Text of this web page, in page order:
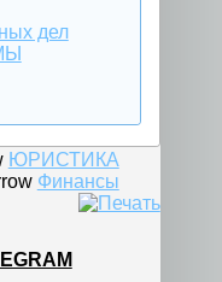
дел
ЮРИСТИКА
Финансы